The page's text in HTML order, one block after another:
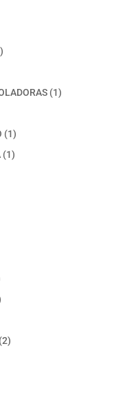
11
11
producto
11
22